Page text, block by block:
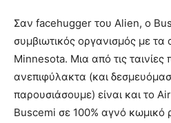
Σαν facehugger του Alien, o
συμβιωτικός οργανισμός με τα
Minnesota. Μια από τις
ανεπιφύλακτα (και
παρουσιάσουμε) είναι και το
Buscemi σε 100% αγνό κωμικό